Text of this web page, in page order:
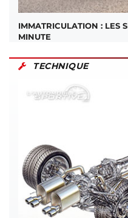
IMMATRICULATION : LES
MINUTE
TECHNIQUE